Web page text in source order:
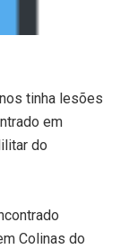
tinha lesões
em
do
Colinas do